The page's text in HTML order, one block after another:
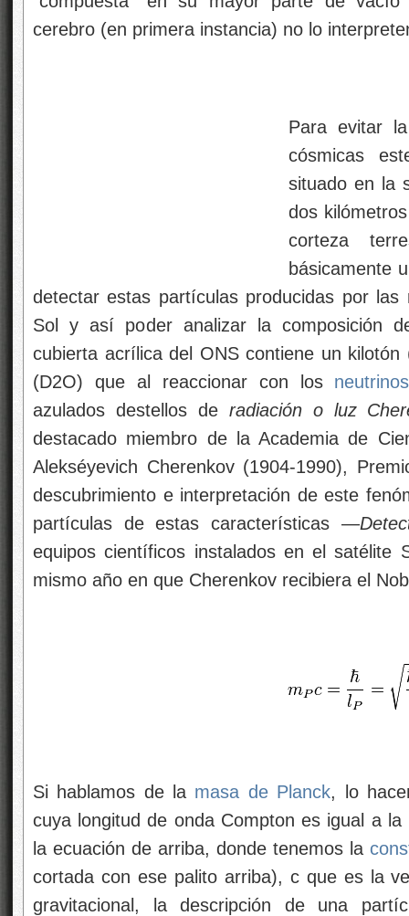
cerebro (en primera instancia) no lo
Para evitar
cósmicas
situado en la
dos
corteza
básicamente
detectar estas partículas producidas por
Sol y así poder analizar la composición
cubierta acrílica del ONS contiene un
(D2O) que al reaccionar con los neutrinos
azulados destellos de radiación o luz
destacado miembro de la Academia de
Alekséyevich Cherenkov (1904-1990),
descubrimiento e interpretación de este
partículas de estas características —
equipos científicos instalados en el satélite
mismo año en que Cherenkov recibiera el
Si hablamos de la masa de Planck, lo
cuya longitud de onda Compton es igual a
la ecuación de arriba, donde tenemos la
cortada con ese palito arriba), c que es la
gravitacional, la descripción de una